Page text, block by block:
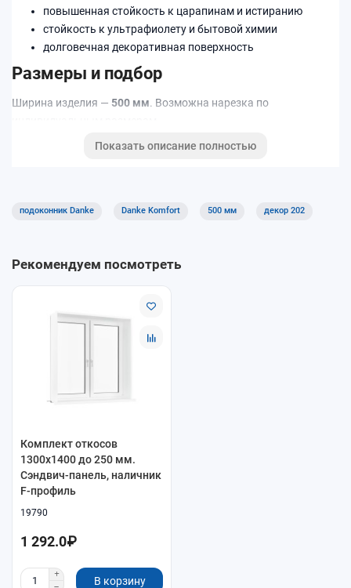
повышенная стойкость к царапинам и истиранию
стойкость к ультрафиолету и бытовой химии
долговечная декоративная поверхность
Размеры и подбор
Ширина изделия — 500 мм. Возможна нарезка по
практичной поверхности.
Показать описание полностью
подоконник Danke Danke Komfort 500 мм декор 202
Рекомендуем посмотреть
Комплект откосов
1300x1400 до 250 мм.
Сэндвич-панель, наличник
F-профиль
19790
1 292.0₽
В корзину